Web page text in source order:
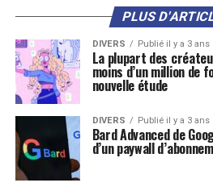
PLUS
DIVERS Publié il y a 3 ans
La plupart des
moins d’un million de
nouvelle étude
DIVERS Publié il y a 3 ans
Bard Advanced de
d’un paywall